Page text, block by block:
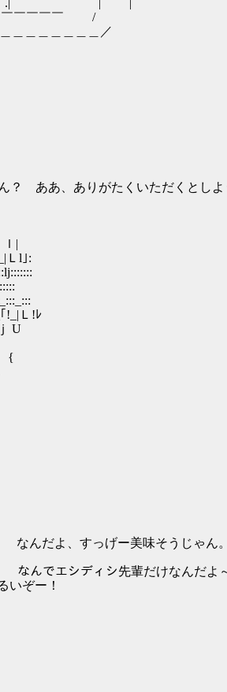
￣￣￣￣￣| |
￣￣￣ /
＿＿＿／
たくいただくとしよ
|
l｣:
!ﾚ
っげー美味そうじゃん
シ先輩だけなんだよ～
！